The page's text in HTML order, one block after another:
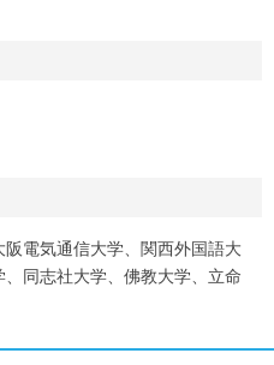
電気通信大学、関西外国語大
同志社大学、佛教大学、立命